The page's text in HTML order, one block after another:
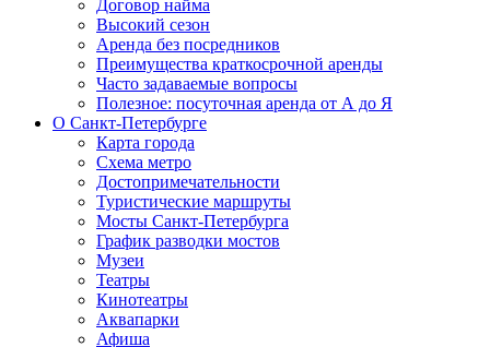
Договор найма
Высокий сезон
Аренда без посредников
Преимущества краткосрочной аренды
Часто задаваемые вопросы
Полезное: посуточная аренда от А до Я
О Санкт-Петербурге
Карта города
Схема метро
Достопримечательности
Туристические маршруты
Мосты Санкт-Петербурга
График разводки мостов
Музеи
Театры
Кинотеатры
Аквапарки
Афиша